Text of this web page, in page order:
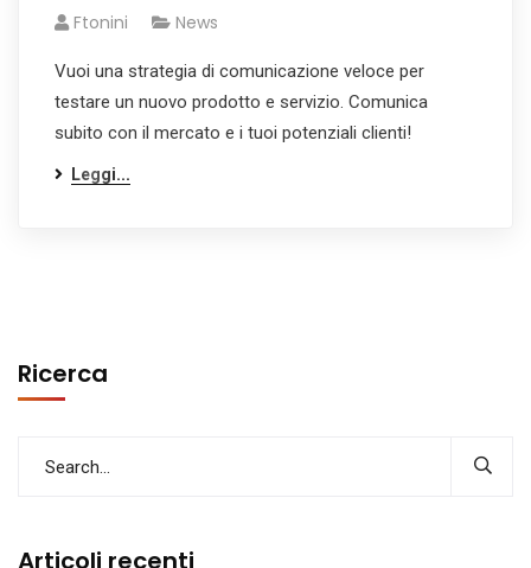
Ftonini News
Vuoi una strategia di comunicazione veloce per
testare un nuovo prodotto e servizio. Comunica
subito con il mercato e i tuoi potenziali clienti!
Leggi...
Ricerca
Articoli recenti